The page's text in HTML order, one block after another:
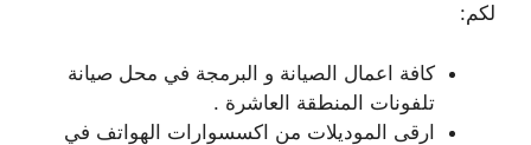
لكم:
كافة اعمال الصيانة و البرمجة في محل صيانة
تلفونات المنطقة العاشرة .
ارقى الموديلات من اكسسوارات الهواتف في